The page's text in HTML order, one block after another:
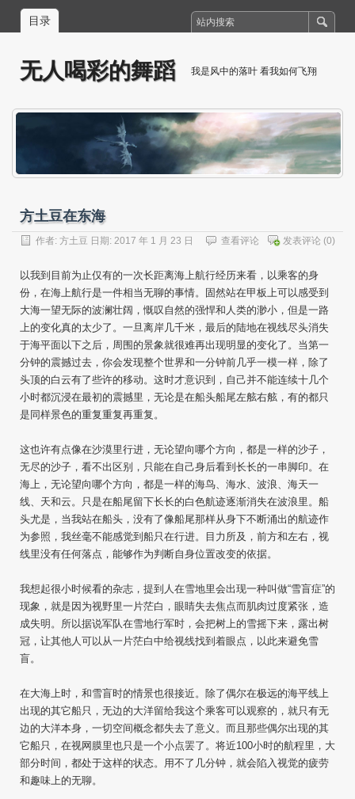
目录
无人喝彩的舞蹈 我是风中的落叶 看我如何飞翔
方土豆在东海
作者: 方土豆 日期: 2017 年 1 月 23 日 发表评论 (0)
查看评论
以我到目前为止仅有的一次长距离海上航行经历来看，以乘客的身
份，在海上航行是一件相当无聊的事情。固然站在甲板上可以感受到
大海一望无际的波澜壮阔，慨叹自然的强悍和人类的渺小，但是一路
上的变化真的太少了。一旦离岸几千米，最后的陆地在视线尽头消失
于海平面以下之后，周围的景象就很难再出现明显的变化了。当第一
分钟的震撼过去，你会发现整个世界和一分钟前几乎一模一样，除了
头顶的白云有了些许的移动。这时才意识到，自己并不能连续十几个
小时都沉浸在最初的震撼里，无论是在船头船尾左舷右舷，有的都只
是同样景色的重复重复再重复。
这也许有点像在沙漠里行进，无论望向哪个方向，都是一样的沙子，
无尽的沙子，看不出区别，只能在自己身后看到长长的一串脚印。在
海上，无论望向哪个方向，都是一样的海鸟、海水、波浪、海天一
线、天和云。只是在船尾留下长长的白色航迹逐渐消失在波浪里。船
头尤是，当我站在船头，没有了像船尾那样从身下不断涌出的航迹作
为参照，我丝毫不能感觉到船只在行进。目力所及，前方和左右，视
线里没有任何落点，能够作为判断自身位置改变的依据。
我想起很小时候看的杂志，提到人在雪地里会出现一种叫做“雪盲症”的
现象，就是因为视野里一片茫白，眼睛失去焦点而肌肉过度紧张，造
成失明。所以据说军队在雪地行军时，会把树上的雪摇下来，露出树
冠，让其他人可以从一片茫白中给视线找到着眼点，以此来避免雪
盲。
在大海上时，和雪盲时的情景也很接近。除了偶尔在极远的海平线上
出现的其它船只，无边的大洋留给我这个乘客可以观察的，就只有无
边的大洋本身，一切空间概念都失去了意义。而且那些偶尔出现的其
它船只，在视网膜里也只是一个小点罢了。将近100小时的航程里，大
部分时间，都处于这样的状态。用不了几分钟，就会陷入视觉的疲劳
和趣味上的无聊。